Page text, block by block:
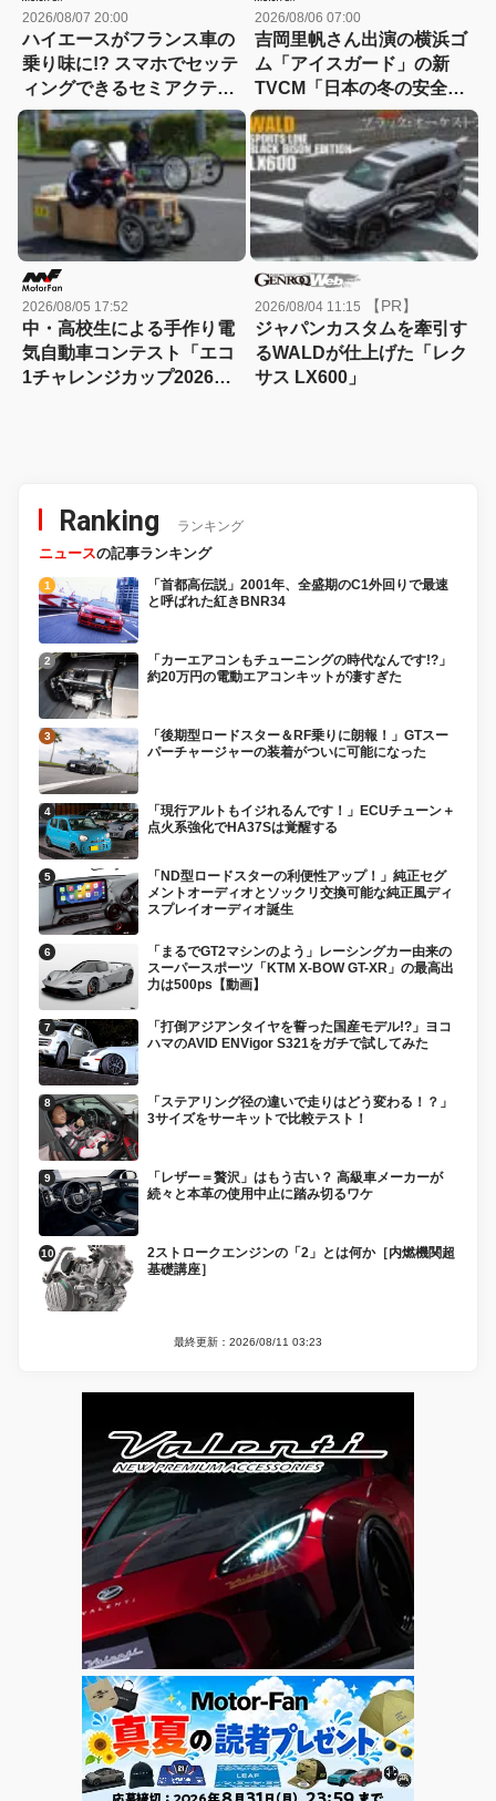
2026/08/07 20:00
ハイエースがフランス車の
乗り味に!? スマホでセッテ
ィングできるセミアクティ
ブサスペンション！カヤバ
『ActRide』が凄い
2026/08/06 07:00
吉岡里帆さん出演の横浜ゴ
ム「アイスガード」の新
TVCM「日本の冬の安全
は、スタッドレスタイヤが
守る。」が8月から放映開
始！
2026/08/05 17:52
中・高校生による手作り電
気自動車コンテスト「エコ
1チャレンジカップ2026」
2026/08/04 11:15 【PR】
ジャパンカスタムを牽引す
るWALDが仕上げた「レク
サス LX600」
Ranking ランキング
ニュースの記事ランキング
「首都高伝説」2001年、全盛期のC1外回りで最速
と呼ばれた紅きBNR34
「カーエアコンもチューニングの時代なんです!?」
約20万円の電動エアコンキットが凄すぎた
「後期型ロードスター＆RF乗りに朗報！」GTスー
パーチャージャーの装着がついに可能になった
「現行アルトもイジれるんです！」ECUチューン＋
点火系強化でHA37Sは覚醒する
「ND型ロードスターの利便性アップ！」純正セグ
メントオーディオとソックリ交換可能な純正風ディ
スプレイオーディオ誕生
「まるでGT2マシンのよう」レーシングカー由来の
スーパースポーツ「KTM X-BOW GT-XR」の最高出
力は500ps【動画】
「打倒アジアンタイヤを誓った国産モデル!?」ヨコ
ハマのAVID ENVigor S321をガチで試してみた
「ステアリング径の違いで走りはどう変わる！？」
3サイズをサーキットで比較テスト！
「レザー＝贅沢」はもう古い？ 高級車メーカーが
続々と本革の使用中止に踏み切るワケ
2ストロークエンジンの「2」とは何か［内燃機関超
基礎講座］
最終更新：2026/08/11 03:23